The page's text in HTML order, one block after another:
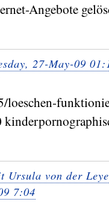
Angebote
27-May-09
loeschen-
Ursula von der
7:04